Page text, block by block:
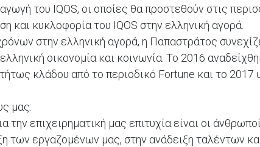
του IQOS, οι οποίες θα προστεθούν στις
και κυκλοφορία του IQOS στην ελληνική αγορά.
στην ελληνική αγορά, η Παπαστράτος
οικονομία και κοινωνία. Το 2016
κλάδου από το περιοδικό Fortune και το
μας:
την επιχειρηματική μας επιτυχία είναι οι
των εργαζομένων μας, στην ανάδειξη ταλέντων